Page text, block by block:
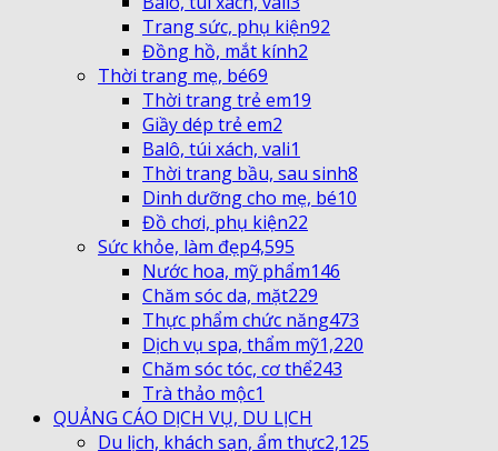
Trang sức, phụ kiện92
Đồng hồ, mắt kính2
Thời trang mẹ, bé69
Thời trang trẻ em19
Giầy dép trẻ em2
Balô, túi xách, vali1
Thời trang bầu, sau sinh8
Dinh dưỡng cho mẹ, bé10
Đồ chơi, phụ kiện22
Sức khỏe, làm đẹp4,595
Nước hoa, mỹ phẩm146
Chăm sóc da, mặt229
Thực phẩm chức năng473
Dịch vụ spa, thẩm mỹ1,220
Chăm sóc tóc, cơ thể243
Trà thảo mộc1
QUẢNG CÁO DỊCH VỤ, DU LỊCH
Du lịch, khách sạn, ẩm thực2,125